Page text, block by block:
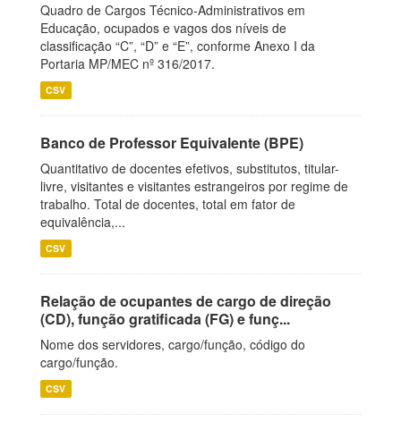
Quadro de Cargos Técnico-Administrativos em
Educação, ocupados e vagos dos níveis de
classificação “C”, “D” e “E”, conforme Anexo I da
Portaria MP/MEC nº 316/2017.
CSV
Banco de Professor Equivalente (BPE)
Quantitativo de docentes efetivos, substitutos, titular-
livre, visitantes e visitantes estrangeiros por regime de
trabalho. Total de docentes, total em fator de
equivalência,...
CSV
Relação de ocupantes de cargo de direção
(CD), função gratificada (FG) e funç...
Nome dos servidores, cargo/função, código do
cargo/função.
CSV